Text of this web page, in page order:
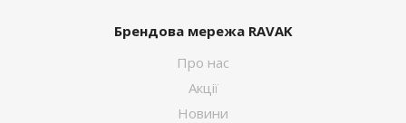
Брендова мережа RAVAK
Про нас
Акції
Новини